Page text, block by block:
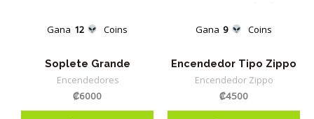
Gana 12 Coins
Soplete Grande
Encendedores
₡6000
Gana 9 Coins
Encendedor Tipo Zippo
Encendedor Zippo
₡4500